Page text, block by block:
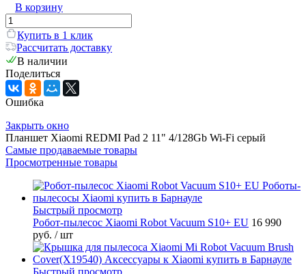
В корзину
Купить в 1 клик
Рассчитать доставку
В наличии
Поделиться
Ошибка
Закрыть окно
Планшет Xiaomi REDMI Pad 2 11" 4/128Gb Wi-Fi серый
Самые продаваемые товары
Просмотренные товары
Быстрый просмотр
Робот-пылесос Xiaomi Robot Vacuum S10+ EU 16 990
руб. / шт